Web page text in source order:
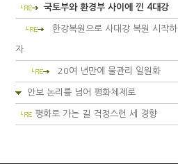
국토부와 환경부 사이에 낀 4대강
한강복원으로 사대강 복원 시작하
자
20여 년만에 물관리 일원화
안보 논리를 넘어 평화체제로
평화로 가는 길 걱정스런 세 경향